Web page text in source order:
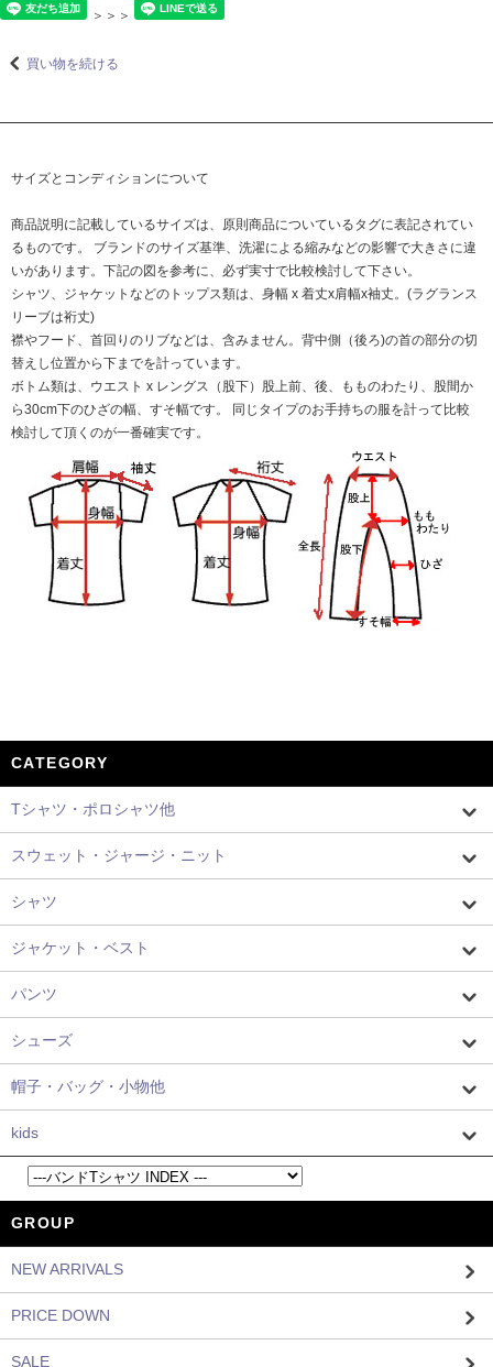
＞＞＞
買い物を続ける
サイズとコンディションについて
商品説明に記載しているサイズは、原則商品についているタグに表記されてい
るものです。 ブランドのサイズ基準、洗濯による縮みなどの影響で大きさに違
いがあります。下記の図を参考に、必ず実寸で比較検討して下さい。
シャツ、ジャケットなどのトップス類は、身幅 x 着丈x肩幅x袖丈。(ラグランス
リーブは裄丈)
襟やフード、首回りのリブなどは、含みません。背中側（後ろ)の首の部分の切
替えし位置から下までを計っています。
ボトム類は、ウエスト x レングス（股下）股上前、後、もものわたり、股間か
ら30cm下のひざの幅、すそ幅です。 同じタイプのお手持ちの服を計って比較
検討して頂くのが一番確実です。
CATEGORY
Tシャツ・ポロシャツ他
スウェット・ジャージ・ニット
シャツ
ジャケット・ベスト
パンツ
シューズ
帽子・バッグ・小物他
kids
GROUP
NEW ARRIVALS
PRICE DOWN
SALE